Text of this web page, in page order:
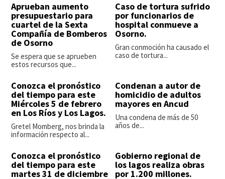
Aprueban aumento
presupuestario para
cuartel de la Sexta
Compañía de Bomberos
de Osorno
Se espera que se aprueben
estos recursos que...
Caso de tortura sufrido
por funcionarios de
hospital conmueve a
Osorno.
Gran conmoción ha causado el
caso de tortura...
Conozca el pronóstico
del tiempo para este
Miércoles 5 de febrero
en Los Ríos y Los Lagos.
Gretel Momberg, nos brinda la
información respecto al...
Condenan a autor de
homicidio de adultos
mayores en Ancud
Una condena de más de 50
años de...
Conozca el pronóstico
del tiempo para este
martes 31 de diciembre
Gobierno regional de
los lagos realiza obras
por 1.200 millones.